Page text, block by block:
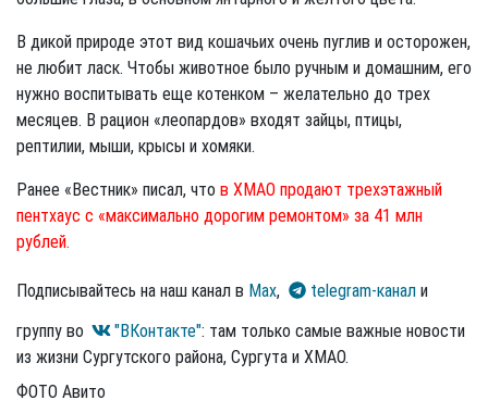
В дикой природе этот вид кошачьих очень пуглив и осторожен,
не любит ласк. Чтобы животное было ручным и домашним, его
нужно воспитывать еще котенком – желательно до трех
месяцев. В рацион «леопардов» входят зайцы, птицы,
рептилии, мыши, крысы и хомяки.
Ранее «Вестник» писал, что в ХМАО продают трехэтажный
пентхаус с «максимально дорогим ремонтом» за 41 млн
рублей.
Подписывайтесь на наш канал в Max, telegram-канал и
группу во
"ВКонтакте": там только самые важные новости
из жизни Сургутского района, Сургута и ХМАО.
ФОТО Авито